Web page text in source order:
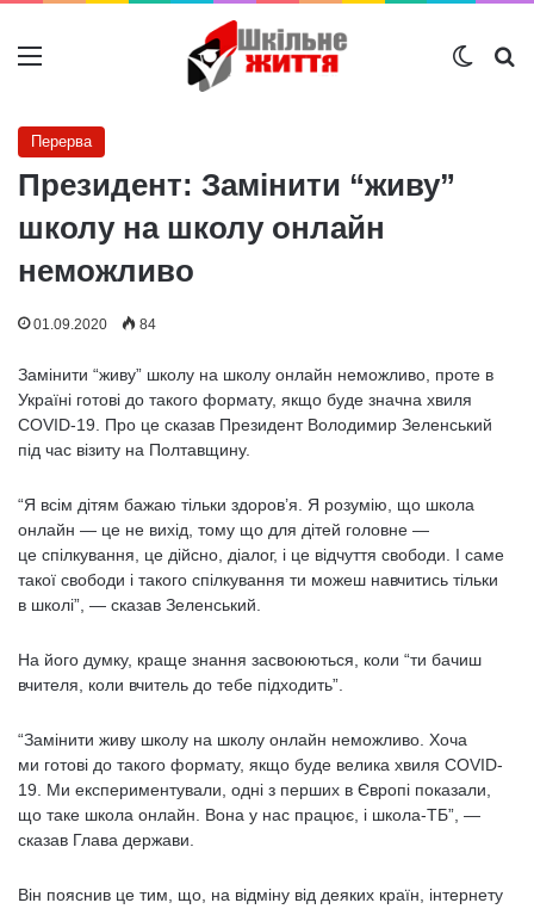
Меню
Перерва
Президент: Замінити “живу”
школу на школу онлайн
неможливо
01.09.2020 84
Замінити “живу” школу на школу онлайн неможливо, проте в
Україні готові до такого формату, якщо буде значна хвиля
COVID-19. Про це сказав Президент Володимир Зеленський
під час візиту на Полтавщину.
“Я всім дітям бажаю тільки здоров’я. Я розумію, що школа
онлайн — це не вихід, тому що для дітей головне —
це спілкування, це дійсно, діалог, і це відчуття свободи. І саме
такої свободи і такого спілкування ти можеш навчитись тільки
в школі”, — сказав Зеленський.
На його думку, краще знання засвоюються, коли “ти бачиш
вчителя, коли вчитель до тебе підходить”.
“Замінити живу школу на школу онлайн неможливо. Хоча
ми готові до такого формату, якщо буде велика хвиля COVID-
19. Ми експериментували, одні з перших в Європі показали,
що таке школа онлайн. Вона у нас працює, і школа-ТБ”, —
сказав Глава держави.
Він пояснив це тим, що, на відміну від деяких країн, інтернету